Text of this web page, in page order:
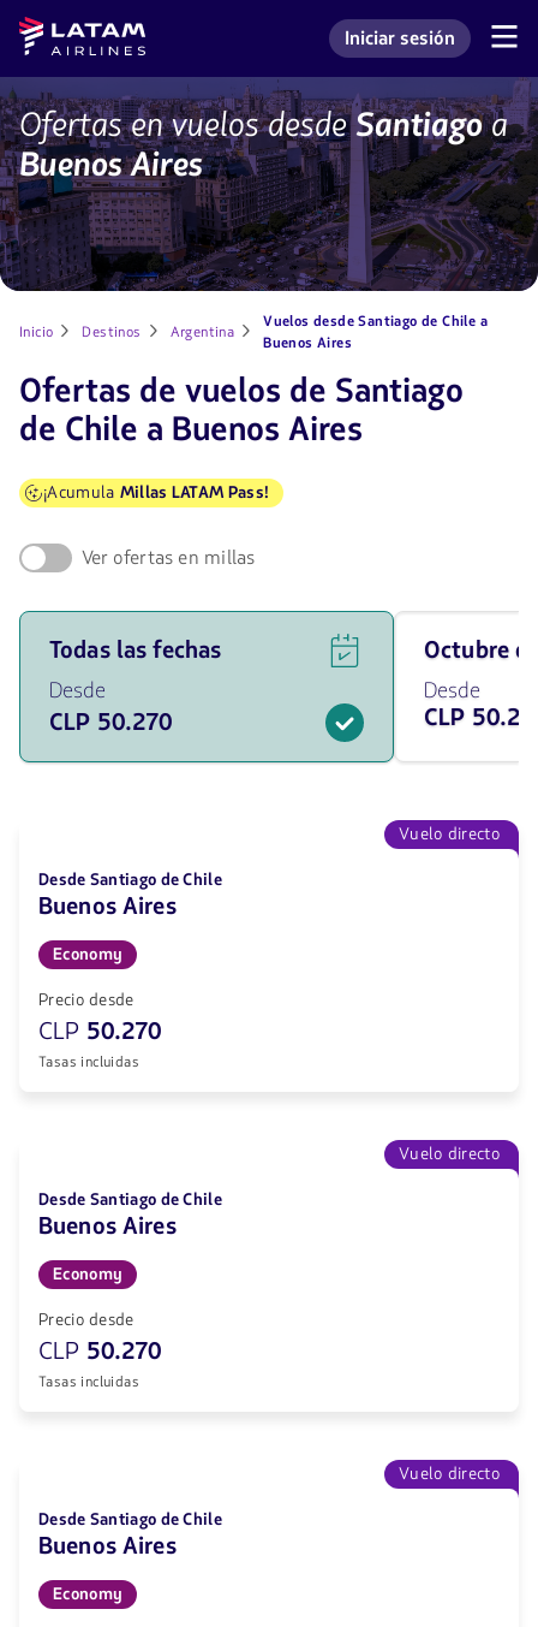
Saltar
menú.
Saltar al
contenido
principal.
Navegación
secciones
de
usuario.
Latam
Airlines
Ingresar a mi cuenta
Iniciar sesión
Vuelos
y
pasajes
para
Buenos
Aires
desde
chile
con
Ofertas en vuelos desdeSantiagoa
Buenos Aires
Inicio Destinos Argentina
Vuelos desde Santiago de Chile a
Buenos Aires
Ofertas de vuelos de Santiago
de Chile a Buenos Aires
¡Acumula Millas LATAM Pass!
Ver ofertas en millas
Ver
ofertas
de
vuelos
para
las
Todas las fechas
Desde
CLP 50.270
Viaja
en
octubre
de
2026
50270
octubre
Desde
CLP
Vuelo directo
Desde Santiago de Chile
Buenos Aires
Economy
Precio desde
CLP 50.270
Tasas incluidas
Vuelo directo
Desde Santiago de Chile
Buenos Aires
Economy
Precio desde
CLP 50.270
Tasas incluidas
Vuelo directo
Desde Santiago de Chile
Buenos Aires
Economy